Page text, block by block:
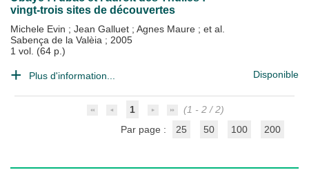
vingt-trois sites de découvertes
Michele Evin ; Jean Galluet ; Agnes Maure ; et al.
Sabença de la Valèia ; 2005
1 vol. (64 p.)
Plus d'information... Disponible
1
(1 - 2 / 2)
Par page :
25 50 100 200